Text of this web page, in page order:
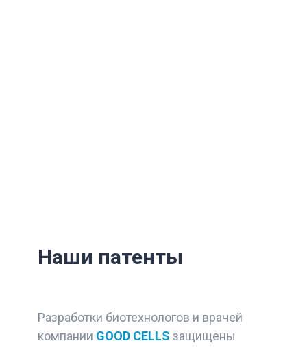
Наши патенты
Разработки биотехнологов и врачей
компании GOOD CELLS защищены